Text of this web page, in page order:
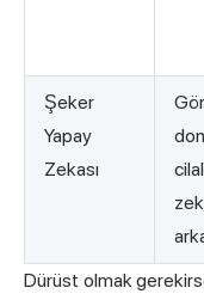
Şeker
Yapay
Zekası
Dürüst olmak